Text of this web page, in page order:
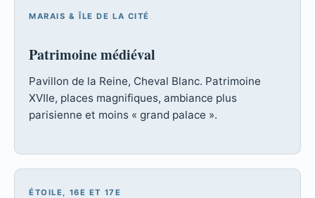
MARAIS & ÎLE DE LA CITÉ
Patrimoine médiéval
Pavillon de la Reine, Cheval Blanc. Patrimoine
XVIIe, places magnifiques, ambiance plus
parisienne et moins « grand palace ».
ÉTOILE, 16E ET 17E